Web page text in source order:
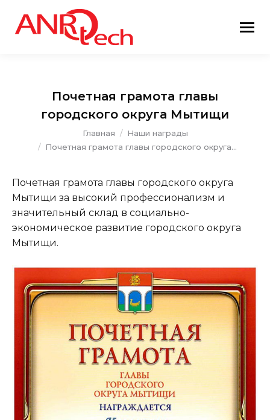
Почетная грамота главы
городского округа Мытищи
Главная
Наши награды
Почетная грамота главы городского округа…
Почетная грамота главы городского округа
Мытищи за высокий профессионализм и
значительный склад в социально-
экономическое развитие городского округа
Мытищи.